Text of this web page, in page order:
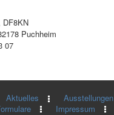
DF8KN
Puchheim
07
Aktuelles Ausstellungen
Impressum